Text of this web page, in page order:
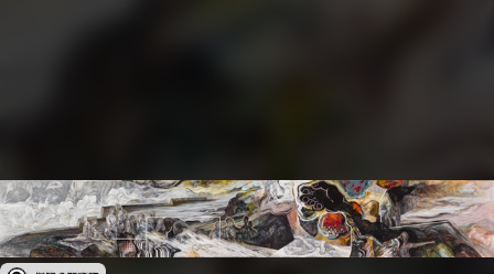
受著作權法保護-僅限於本平台有限度公開瀏覽